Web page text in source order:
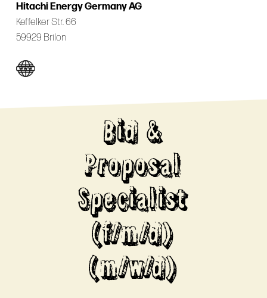
Hitachi Energy Germany AG
Keffelker Str. 66
59929 Brilon
Bid &
Proposal
Specialist
(f/m/d)
(m/w/d)